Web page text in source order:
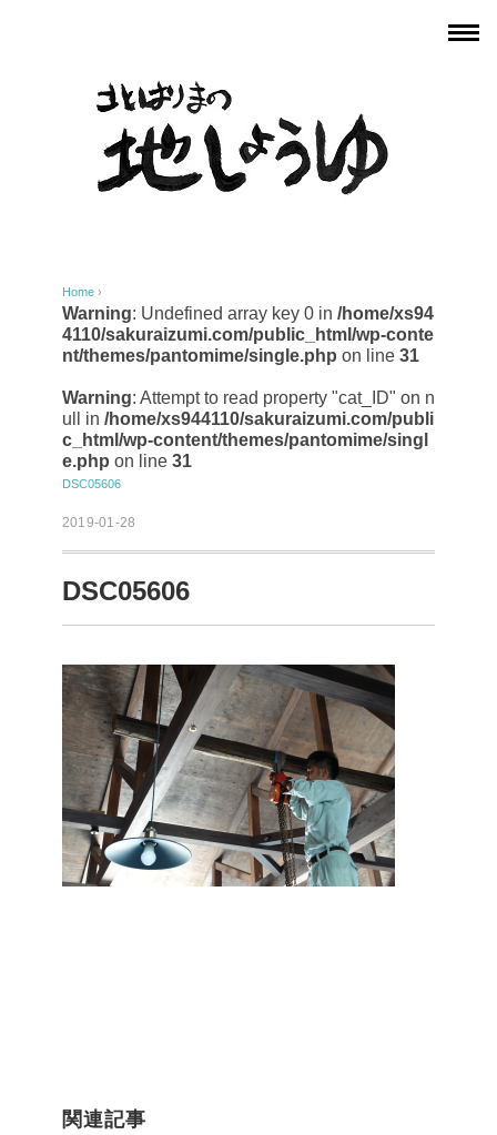
Home ›
Warning: Undefined array key 0 in /home/xs94
4110/sakuraizumi.com/public_html/wp-conte
nt/themes/pantomime/single.php on line 31
Warning: Attempt to read property "cat_ID" on n
ull in /home/xs944110/sakuraizumi.com/publi
c_html/wp-content/themes/pantomime/singl
e.php on line 31
DSC05606
2019-01-28
DSC05606
関連記事